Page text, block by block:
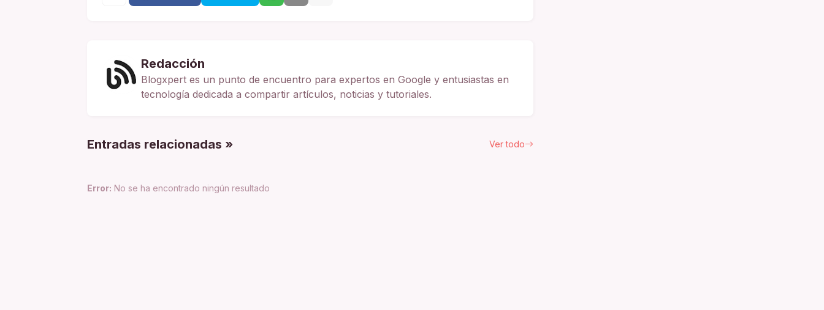
Redacción
Blogxpert es un punto de encuentro para expertos en Google y entusiastas en
tecnología dedicada a compartir artículos, noticias y tutoriales.
Entradas relacionadas » Ver todo
Error: No se ha encontrado ningún resultado